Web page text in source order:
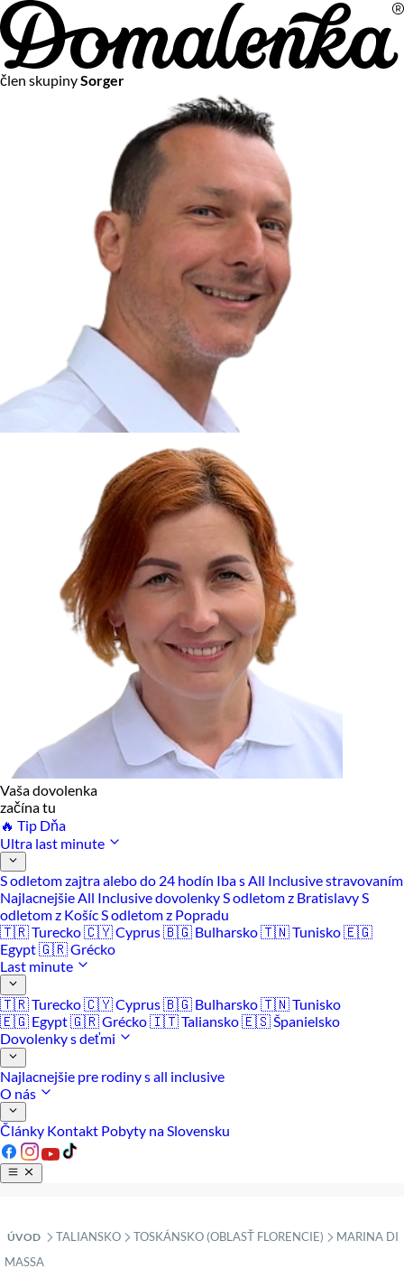
člen skupinySorger
Vaša dovolenka
začína tu
🔥 Tip Dňa
Ultra last minute
S odletom zajtra alebo do 24 hodín Iba s All Inclusive stravovaním
Najlacnejšie All Inclusive dovolenkyS odletom z BratislavyS
odletom z KošícS odletom z Popradu
🇹🇷 Turecko🇨🇾 Cyprus🇧🇬 Bulharsko🇹🇳 Tunisko🇪🇬
Egypt🇬🇷 Grécko
Last minute
🇹🇷 Turecko🇨🇾 Cyprus🇧🇬 Bulharsko🇹🇳 Tunisko
🇪🇬 Egypt🇬🇷 Grécko🇮🇹 Taliansko🇪🇸 Španielsko
Dovolenky s deťmi
Najlacnejšie pre rodiny s all inclusive
O nás
Články Kontakt Pobyty na Slovensku
ÚVOD »
TALIANSKO »
TOSKÁNSKO (OBLASŤ FLORENCIE) »
MARINA DI
MASSA
Na vašom súkromí nám záleží
Chceme vám neustále poskytovať tie najlepšie služby.
Vzhľadom k platnej legislatíve od vás ale potrebujeme súhlas
s používaním súborov cookies.
Viac o personalizácii a meraní
Aby sme vedeli, čo sa deje na webových stránkach a aby sme
vám mohli prispôsobiť ponuky na mieru či reklamu,
používame cookies a taktiežslužby spoločnosti Google
Čo sú cookies?
Cookies sú malé textové súbory, ktoré môžu byť používané
webovými stránkami, aby zefektívnili používateľský zážitok.
Vďaka cookies vám môžeme ponúkať služby podľa toho, čo
naozaj hľadáte a chcete nájsť.
Kedykoľvek sa môžete slobodne rozhodnúť, ktoré typy
používania cookies chcete umožniť.
Zákon uvádza, že môžeme ukladať cookies na vašom
zariadení, pokiaľ sú nevyhnutne nutné pre prevádzku tejto
Cookies, ktoré používame
Technické a nevyhnutné cookies
Analytické a marketingové cookies
Reklamné úložisko
Reklamné používateľské dáta
Personalizácia reklám
Povoliť vybrané
Odmietnuť